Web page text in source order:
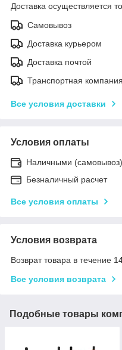
Доставка осуществляется
Самовывоз
Доставка курьером
Доставка почтой
Транспортная компания
Все условия доставки
Условия оплаты
Наличными (самовывоз)
Безналичный расчет
Все условия оплаты
Условия возврата
Возврат товара в течение
Все условия возврата
Подобные товары